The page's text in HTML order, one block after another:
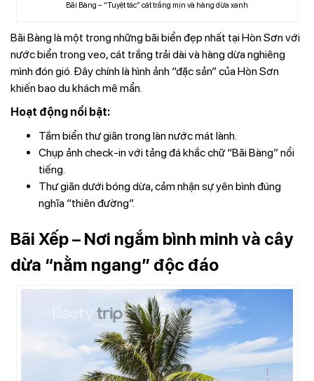
Bãi Bàng – “Tuyệt tác” cát trắng mịn và hàng dừa xanh
Bãi Bàng là một trong những bãi biển đẹp nhất tại Hòn Sơn với
nước biển trong veo, cát trắng trải dài và hàng dừa nghiêng
mình đón gió. Đây chính là hình ảnh “đặc sản” của Hòn Sơn
khiến bao du khách mê mẩn.
Hoạt động nổi bật:
Tắm biển thư giãn trong làn nước mát lành.
Chụp ảnh check-in với tảng đá khắc chữ “Bãi Bàng” nổi
tiếng.
Thư giãn dưới bóng dừa, cảm nhận sự yên bình đúng
nghĩa “thiên đường”.
Bãi Xếp – Nơi ngắm bình minh và cây
dừa “nằm ngang” độc đáo